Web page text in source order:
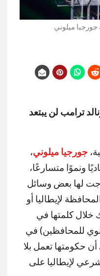
جورجيا ميلوني
ترامب لن يبتعد
جورجيا ميلوني،
ونموًا متسارعًا،
لها بعض وسائل
لإيطاليا أو
خلال كلمتها في
للمحافظين) في
حكومتها تعمل بلا
لإيطاليا على